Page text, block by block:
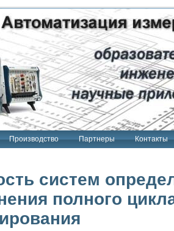
Производство Партнеры Контакты
систем
полного